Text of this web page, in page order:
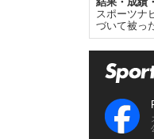
スポーツナ
づいて被っ